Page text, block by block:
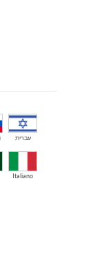
עברית
Italiano